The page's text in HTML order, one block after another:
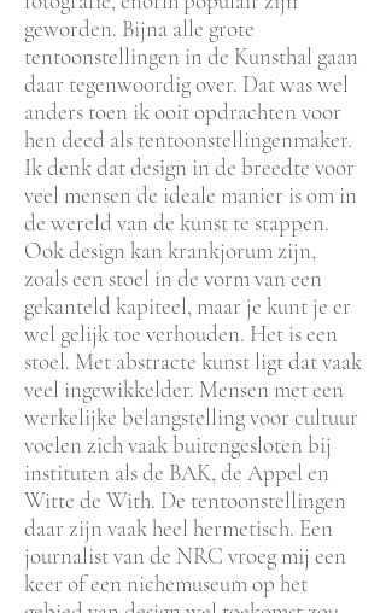
geworden. Bijna alle grote
tentoonstellingen in de Kunsthal gaan
daar tegenwoordig over. Dat was wel
anders toen ik ooit opdrachten voor
hen deed als tentoonstellingenmaker.
Ik denk dat design in de breedte voor
veel mensen de ideale manier is om in
de wereld van de kunst te stappen.
Ook design kan krankjorum zijn,
zoals een stoel in de vorm van een
gekanteld kapiteel, maar je kunt je er
wel gelijk toe verhouden. Het is een
stoel. Met abstracte kunst ligt dat vaak
veel ingewikkelder. Mensen met een
werkelijke belangstelling voor cultuur
voelen zich vaak buitengesloten bij
instituten als de BAK, de Appel en
Witte de With. De tentoonstellingen
daar zijn vaak heel hermetisch. Een
journalist van de NRC vroeg mij een
keer of een nichemuseum op het